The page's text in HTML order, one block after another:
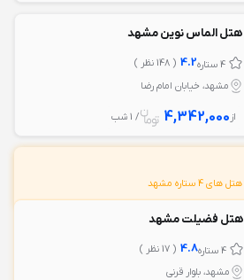
هتل الماس نوین مشهد
4 ستاره 4.2 ( 148 نظر )
مشهد، خیابان امام رضا
از 4,342,000 / 1 شب
هتل فضیلت مشهد
4 ستاره 4.8 ( 17 نظر )
مشهد، بلوار قرنی